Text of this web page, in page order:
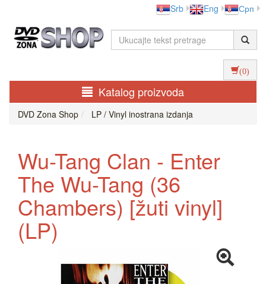
Srb Eng Срп
(0)
Katalog proizvoda
DVD Zona Shop LP / Vinyl inostrana izdanja
Wu-Tang Clan - Enter
The Wu-Tang (36
Chambers) [žuti vinyl]
(LP)